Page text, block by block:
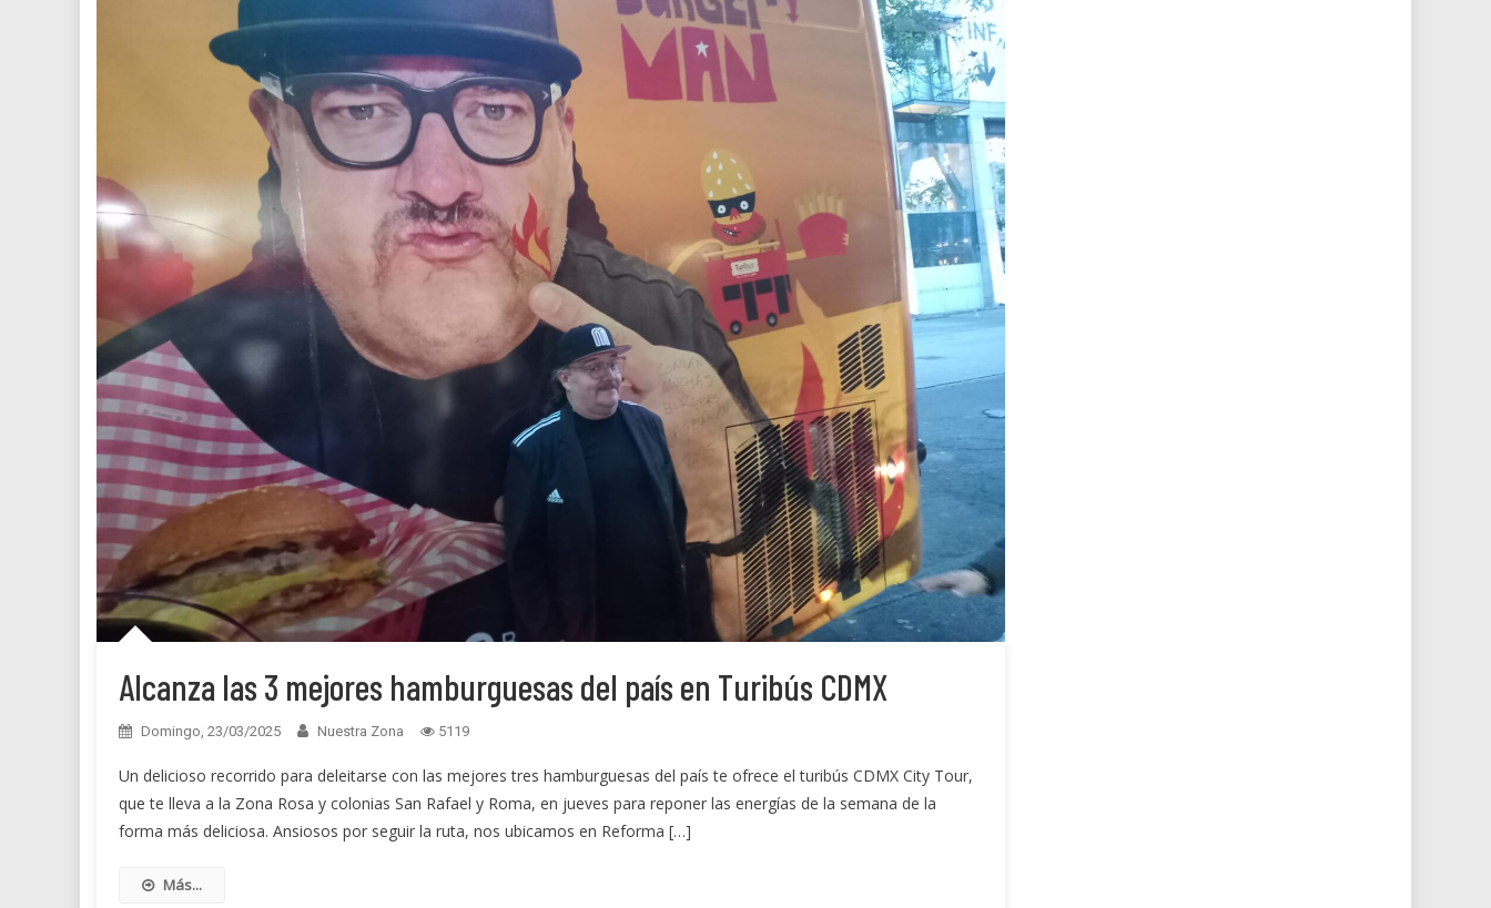
Alcanza las 3 mejores hamburguesas del país en Turibús CDMX
Domingo, 23/03/2025 Nuestra Zona 5119
Un delicioso recorrido para deleitarse con las mejores tres hamburguesas del país te ofrece el turibús CDMX City Tour,
que te lleva a la Zona Rosa y colonias San Rafael y Roma, en jueves para reponer las energías de la semana de la
forma más deliciosa. Ansiosos por seguir la ruta, nos ubicamos en Reforma […]
Más...